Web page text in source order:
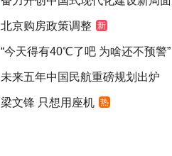
北京购房政策调整 新
“今天得有40℃了吧 为啥还不预警”
未来五年中国民航重磅规划出炉
梁文锋 只想用座机 热